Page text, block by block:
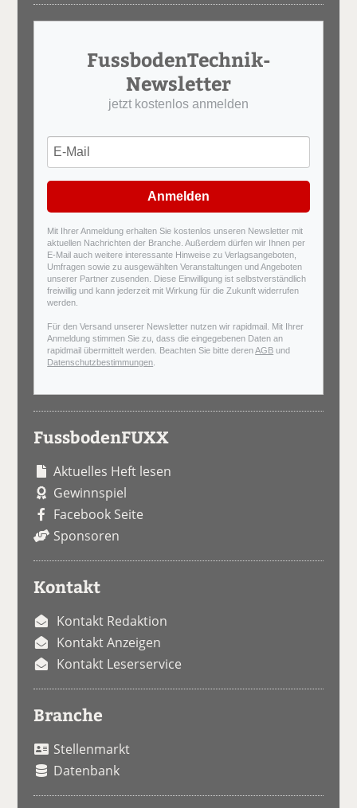
FussbodenTechnik-
Newsletter
jetzt kostenlos anmelden
Anmelden
Mit Ihrer Anmeldung erhalten Sie kostenlos unseren Newsletter mit
aktuellen Nachrichten der Branche. Außerdem dürfen wir Ihnen per
E-Mail auch weitere interessante Hinweise zu Verlagsangeboten,
Umfragen sowie zu ausgewählten Veranstaltungen und Angeboten
unserer Partner zusenden. Diese Einwilligung ist selbstverständlich
freiwillig und kann jederzeit mit Wirkung für die Zukunft widerrufen
werden.
Für den Versand unserer Newsletter nutzen wir rapidmail. Mit Ihrer
Anmeldung stimmen Sie zu, dass die eingegebenen Daten an
rapidmail übermittelt werden. Beachten Sie bitte derenAGB und
Datenschutzbestimmungen
FussbodenFUXX
Aktuelles Heft lesen
Gewinnspiel
Facebook Seite
Sponsoren
Kontakt
Kontakt Redaktion
Kontakt Anzeigen
Kontakt Leserservice
Branche
Stellenmarkt
Datenbank